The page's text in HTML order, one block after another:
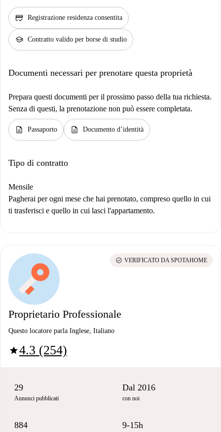
credit_score Registrazione residenza consentita
school Contratto valido per borse di studio
Documenti necessari per prenotare questa proprietà
Prepara questi documenti per il prossimo passo della tua richiesta.
Senza di questi, la prenotazione non può essere completata.
description Passaporto description Documento d’identità
Tipo di contratto
Mensile
Pagherai per ogni mese che hai prenotato, compreso quello in cui
ti trasferisci e quello in cui lasci l'appartamento.
Proprietario Professionale
Questo locatore parla Inglese, Italiano
star4.3 (254)
check_circle VERIFICATO DA SPOTAHOME
29
Annunci pubblicati
Dal 2016
con noi
884 9-15h